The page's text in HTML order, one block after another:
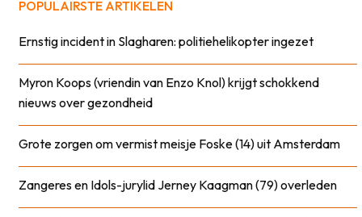
POPULAIRSTE ARTIKELEN
Ernstig incident in Slagharen: politiehelikopter ingezet
Myron Koops (vriendin van Enzo Knol) krijgt schokkend
nieuws over gezondheid
Grote zorgen om vermist meisje Foske (14) uit Amsterdam
Zangeres en Idols-jurylid Jerney Kaagman (79) overleden